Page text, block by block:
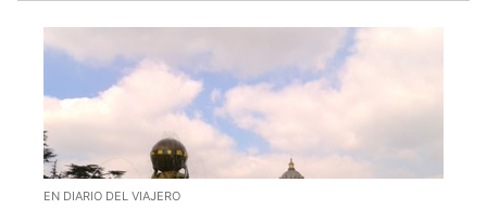
EN DIARIO DEL VIAJERO